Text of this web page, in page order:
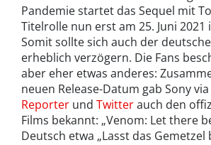
Pandemie startet das Sequel mit
Titelrolle nun erst am 25. Juni 2021
Somit sollte sich auch der
erheblich verzögern. Die Fans
aber eher etwas anderes:
neuen Release-Datum gab Sony via
Reporter und Twitterauch den
Films bekannt: „Venom: Let there
Deutsch etwa „Lasst das Gemetzel